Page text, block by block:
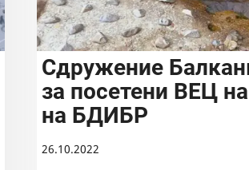
Сдружение
за посетени ВЕЦ
на БДИБР
26.10.2022